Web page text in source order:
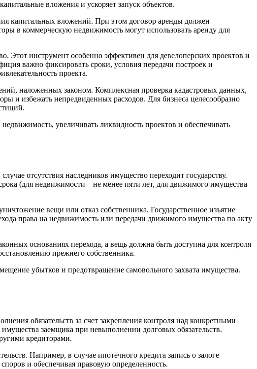
вложения и ускоряет запуск объектов.
капитальных вложений. При этом договор аренды должен
в коммерческую недвижимость могут использовать аренду для
Этот инструмент особенно эффективен для девелоперских проектов и
важно фиксировать сроки, условия передачи построек и
проекта.
наложенных законом. Комплексная проверка кадастровых данных,
и избежать непредвиденных расходов. Для бизнеса целесообразно
увеличивать ликвидность проектов и обеспечивать
отсутствия наследников имущество переходит государству.
(для недвижимости – не менее пяти лет, для движимого имущества –
вещи или отказ собственника. Государственное изъятие
права на недвижимость или передачи движимого имущества по акту
основаниях перехода, а вещь должна быть доступна для контроля
прежнего собственника.
убытков и предотвращение самовольного захвата имущества.
обязательств за счет закрепления контроля над конкретными
заемщика при невыполнении долговых обязательств.
кредиторами.
Например, в случае ипотечного кредита запись о залоге
и обеспечивая правовую определенность.